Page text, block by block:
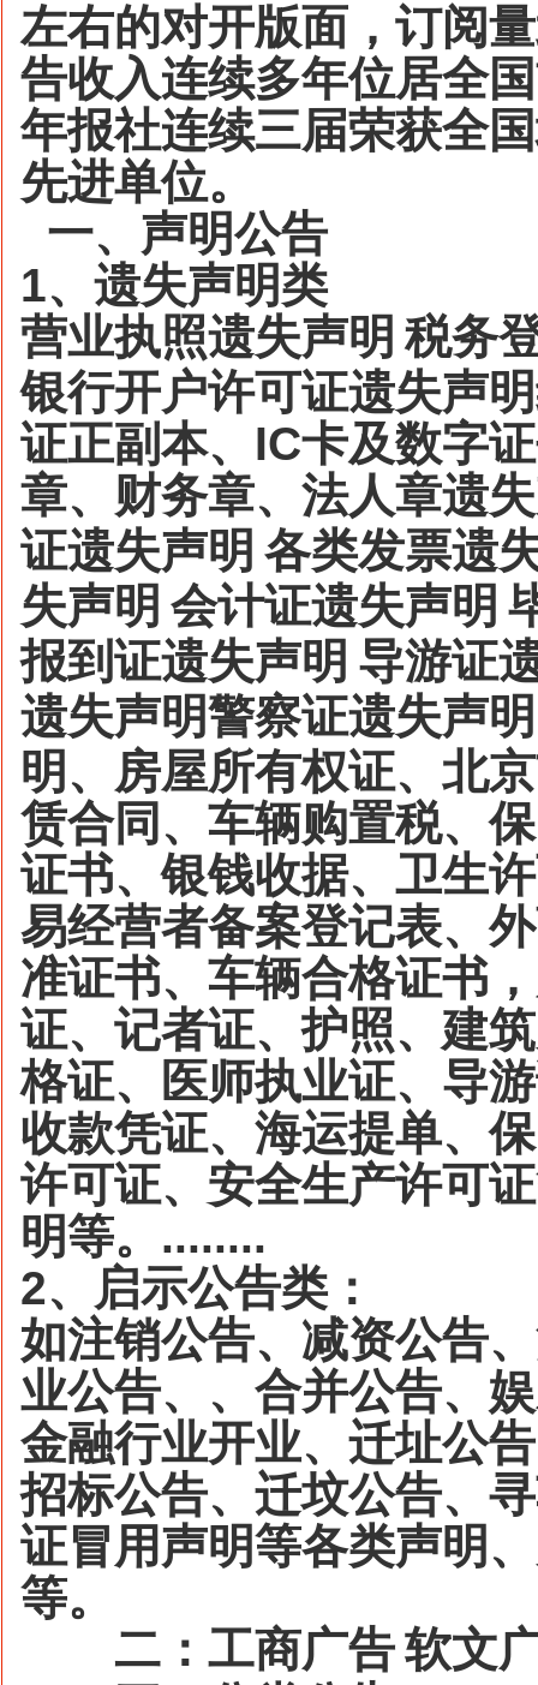
左右的对开版面，订阅
告收入连续多年位居全
年报社连续三届荣获全
先进单位。
一、声明公告
1、遗失声明类
营业执照遗失声明 税务
银行开户许可证遗失声
证正副本、 IC卡及数字
章、财务章、法人章遗
证遗失声明 各类发票遗
失声明 会计证遗失声明
报到证遗失声明 导游证
遗失声明警察证遗失声明
明、房屋所有权证、北
赁合同、车辆购置税、
证书、银钱收据、卫生
易经营者备案登记表、
准证书、车辆合格证书
证、记者证、护照、建
格证、医师执业证、导
收款凭证、海运提单、
许可证、安全生产许可
明等。 ........
2、启示公告类：
如注销公告、减资公告
业公告、、合并公告、
金融行业开业、迁址公
招标公告、迁坟公告、
证冒用声明等各类声明
等。
二：工商广告软文